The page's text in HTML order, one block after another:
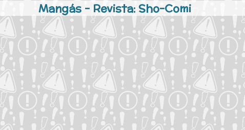
Mangás - Revista: Sho-Comi